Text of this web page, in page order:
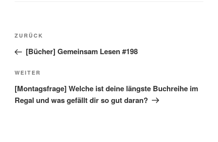
Beitragsnavigation
Vorheriger
Beitrag
ZURÜCK
[Bücher] Gemeinsam Lesen #198
Nächster
Beitrag
WEITER
[Montagsfrage] Welche ist deine längste Buchreihe im
Regal und was gefällt dir so gut daran?